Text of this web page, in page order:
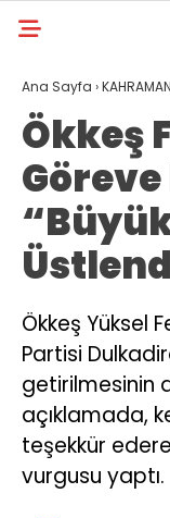
GALERİ
GÜNDEM
ASAYİŞ
DÜNYA
KAHRAMANMARAŞ
SPOR
TEKNOLOJİ
DİĞER
Ana Sayfa ›
Ökkeş
Göreve
Ökkeş Yüksel
Partisi
getirilmesinin
açıklamada,
teşekkür
vurgusu yaptı.